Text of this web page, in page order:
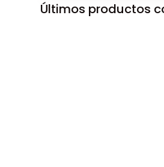
Últimos productos